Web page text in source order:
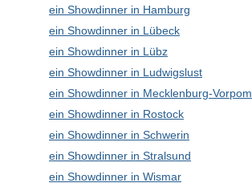
ein Showdinner in Hamburg
ein Showdinner in Lübeck
ein Showdinner in Lübz
ein Showdinner in Ludwigslust
ein Showdinner in Mecklenburg-
ein Showdinner in Rostock
ein Showdinner in Schwerin
ein Showdinner in Stralsund
ein Showdinner in Wismar